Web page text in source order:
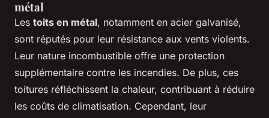
métal
Les toits en métal, notamment en acier galvanisé,
sont réputés pour leur résistance aux vents violents.
Leur nature incombustible offre une protection
supplémentaire contre les incendies. De plus, ces
toitures réfléchissent la chaleur, contribuant à réduire
les coûts de climatisation. Cependant, leur